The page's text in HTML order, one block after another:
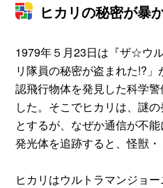
ヒカリの秘密が暴
1979年５月23日は『ザ☆ウ
リ隊員の秘密が盗まれた!?
認飛行物体を発見した科学
した。そこでヒカリは、謎
とするが、なぜか通信が不
発光体を追跡すると、怪獣・
ヒカリはウルトラマンジョー